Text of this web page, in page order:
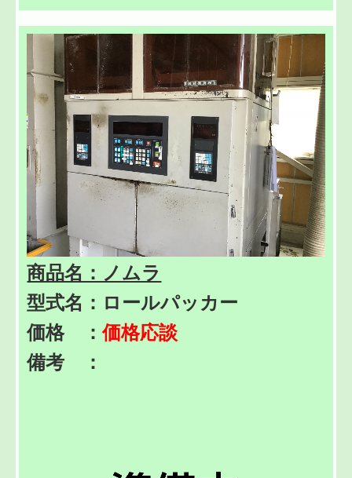
商品名：ノムラ
型式名：ロールパッカー
価格 ：価格応談
備考 ：